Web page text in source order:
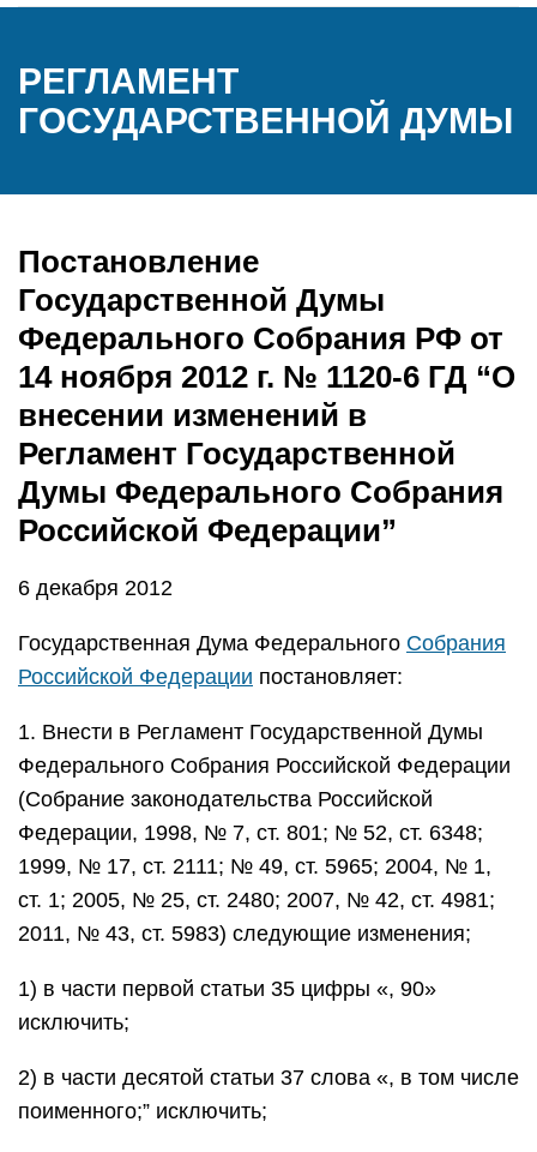
РЕГЛАМЕНТ
ГОСУДАРСТВЕННОЙ ДУМЫ
Постановление
Государственной Думы
Федерального Собрания РФ от
14 ноября 2012 г. № 1120-6 ГД “О
внесении изменений в
Регламент Государственной
Думы Федерального Собрания
Российской Федерации”
6 декабря 2012
Государственная Дума Федерального Собрания
Российской Федерации постановляет:
1. Внести в Регламент Государственной Думы
Федерального Собрания Российской Федерации
(Собрание законодательства Российской
Федерации, 1998, № 7, ст. 801; № 52, ст. 6348;
1999, № 17, ст. 2111; № 49, ст. 5965; 2004, № 1,
ст. 1; 2005, № 25, ст. 2480; 2007, № 42, ст. 4981;
2011, № 43, ст. 5983) следующие изменения;
1) в части первой статьи 35 цифры «, 90»
исключить;
2) в части десятой статьи 37 слова «, в том числе
поименного;” исключить;